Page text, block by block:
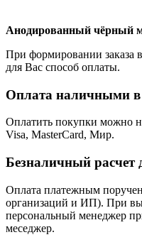
Анодированный чёрный
При формировании заказа
для Вас способ оплаты.
Оплата наличными в
Оплатить покупки можно
Visa, MasterCard, Мир.
Безналичный расчет
Оплата платежным
организаций и ИП). При
персональный менеджер
меседжер.